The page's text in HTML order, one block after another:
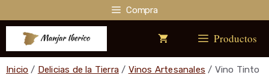
al
contenido
Compra
Productos
Inicio / Delicias de la Tierra / Vinos Artesanales / Vino Tinto